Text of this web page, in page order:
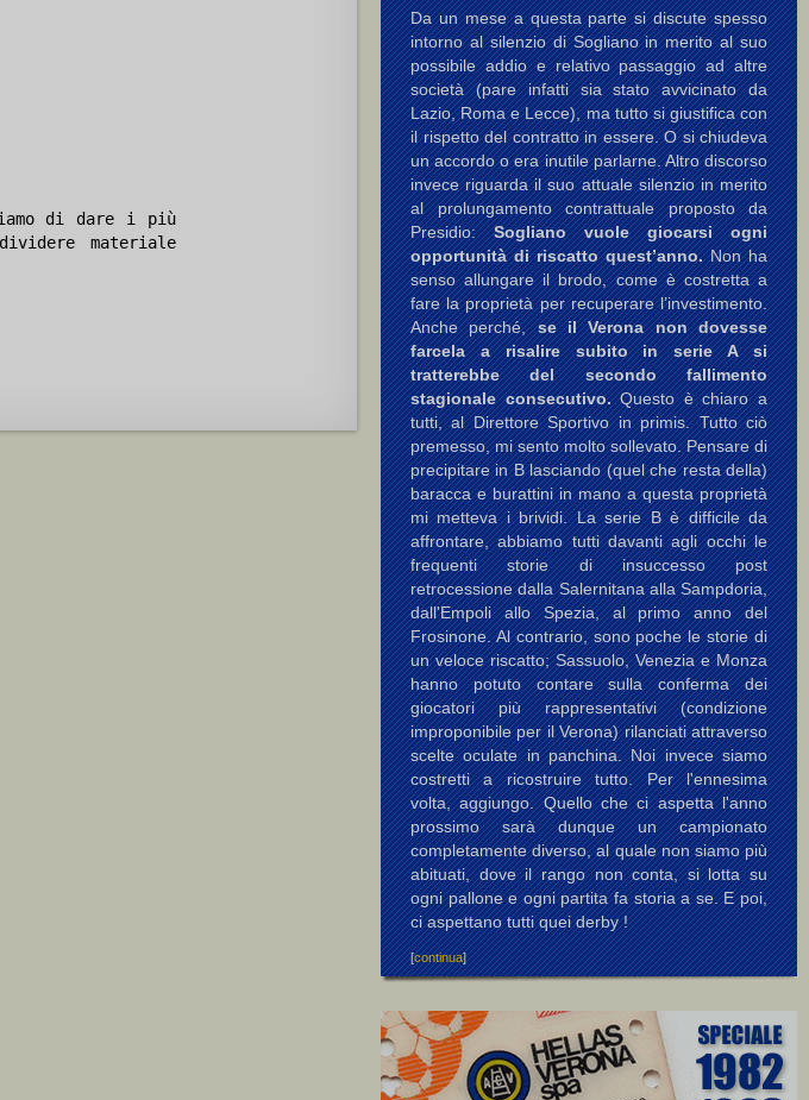
di dare i più
materiale
Da un mese a questa parte si discute spesso
intorno al silenzio di Sogliano in merito al suo
possibile addio e relativo passaggio ad altre
società (pare infatti sia stato avvicinato da
Lazio, Roma e Lecce), ma tutto si giustifica con
il rispetto del contratto in essere. O si chiudeva
un accordo o era inutile parlarne. Altro discorso
invece riguarda il suo attuale silenzio in merito
al prolungamento contrattuale proposto da
Presidio:Sogliano vuole giocarsi ogni
opportunità di riscatto quest’anno.Non ha
senso allungare il brodo, come è costretta a
fare la proprietà per recuperare l’investimento.
Anche perché,se il Verona non dovesse
farcela a risalire subito in serie A si
tratterebbe del secondo fallimento
stagionale consecutivo.Questo è chiaro a
tutti, al Direttore Sportivo in primis. Tutto ciò
premesso, mi sento molto sollevato. Pensare di
precipitare in B lasciando (quel che resta della)
baracca e burattini in mano a questa proprietà
mi metteva i brividi. La serie B è difficile da
affrontare, abbiamo tutti davanti agli occhi le
frequenti storie di insuccesso post
retrocessione dalla Salernitana alla Sampdoria,
dall'Empoli allo Spezia, al primo anno del
Frosinone. Al contrario, sono poche le storie di
un veloce riscatto; Sassuolo, Venezia e Monza
hanno potuto contare sulla conferma dei
giocatori più rappresentativi (condizione
improponibile per il Verona) rilanciati attraverso
scelte oculate in panchina. Noi invece siamo
costretti a ricostruire tutto. Per l'ennesima
volta, aggiungo. Quello che ci aspetta l'anno
prossimo sarà dunque un campionato
completamente diverso, al quale non siamo più
abituati, dove il rango non conta, si lotta su
ogni pallone e ogni partita fa storia a se. E poi,
ci aspettano tutti quei derby !
[continua]